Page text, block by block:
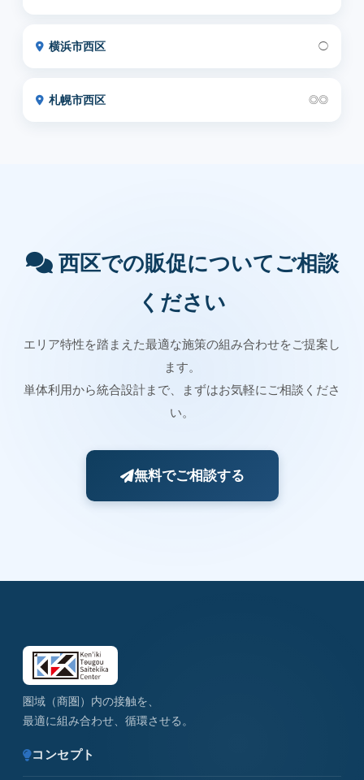
横浜市西区 ◯
札幌市西区 ◎◎
西区での販促についてご相談
ください
エリア特性を踏まえた最適な施策の組み合わせをご提案し
ます。
単体利用から統合設計まで、まずはお気軽にご相談くださ
い。
無料でご相談する
圏域（商圏）内の接触を、
最適に組み合わせ、循環させる。
コンセプト